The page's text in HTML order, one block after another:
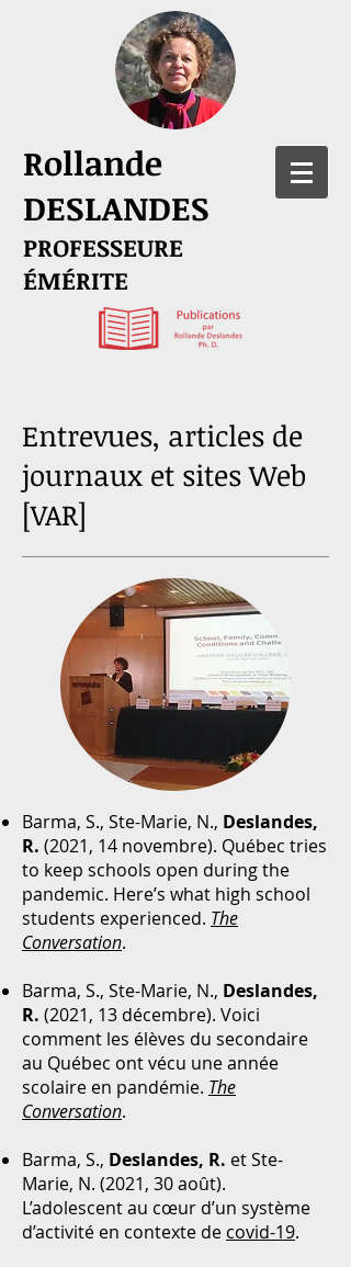
Rollande
DESLANDES
PROFESSEURE
ÉMÉRITE
Entrevues, articles de
journaux et sites Web
[VAR]
Barma, S., Ste-Marie, N., Deslandes,
R. (2021, 14 novembre). Québec tries
to keep schools open during the
pandemic. Here’s what high school
students experienced. The
Conversation.
Barma, S., Ste-Marie, N., Deslandes,
R. (2021, 13 décembre). Voici
comment les élèves du secondaire
au Québec ont vécu une année
scolaire en pandémie. The
Conversation.
Barma, S., Deslandes, R. et Ste-
Marie, N. (2021, 30 août).
L’adolescent au cœur d’un système
d’activité en contexte de covid-19.